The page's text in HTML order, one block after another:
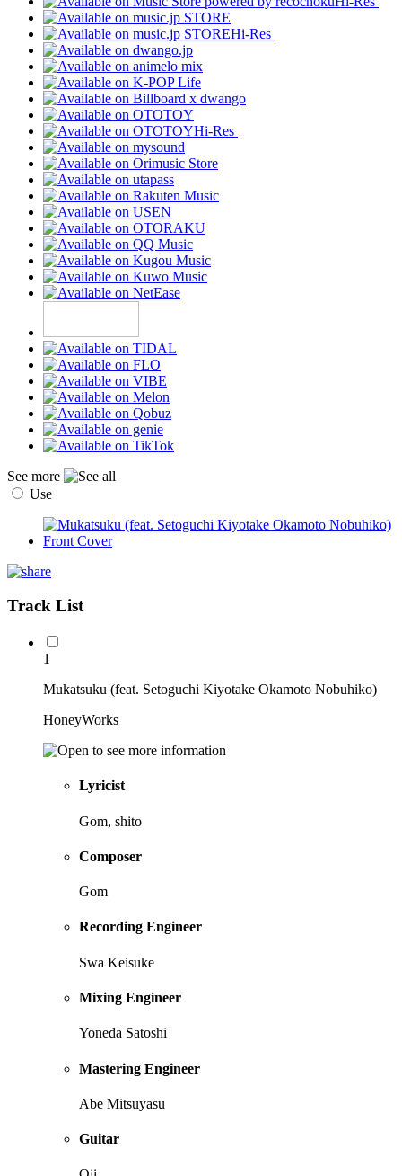
Hi-Res
Hi-Res
See more
Use
Track List
1
Mukatsuku (feat. Setoguchi Kiyotake Okamoto Nobuhiko)
HoneyWorks
Lyricist
Gom, shito
Composer
Gom
Recording Engineer
Swa Keisuke
Mixing Engineer
Yoneda Satoshi
Mastering Engineer
Abe Mitsuyasu
Guitar